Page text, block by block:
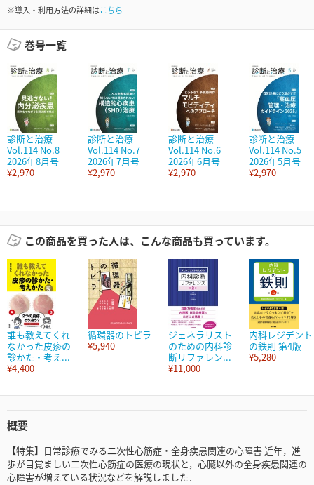
※導入・利用方法の詳細はこちら
巻号一覧
診断と治療
Vol.114 No.8
2026年8月号
¥2,970
診断と治療
Vol.114 No.7
2026年7月号
¥2,970
診断と治療
Vol.114 No.6
2026年6月号
¥2,970
診断と治療
Vol.114 No.5
2026年5月号
¥2,970
この商品を買った人は、こんな商品も買っています。
誰も教えてくれ
なかった皮疹の
診かた・考え...
¥4,400
循環器のトビラ
¥5,940
ジェネラリスト
のための内科診
断リファレン...
¥11,000
内科レジデント
の鉄則 第4版
¥5,280
概要
【特集】日常診療でみる二次性心筋症・全身疾患関連の心障害 近年，進
歩が目覚ましい二次性心筋症の医療の現状と，心臓以外の全身疾患関連の
心障害が増えている状況などを解説しました．